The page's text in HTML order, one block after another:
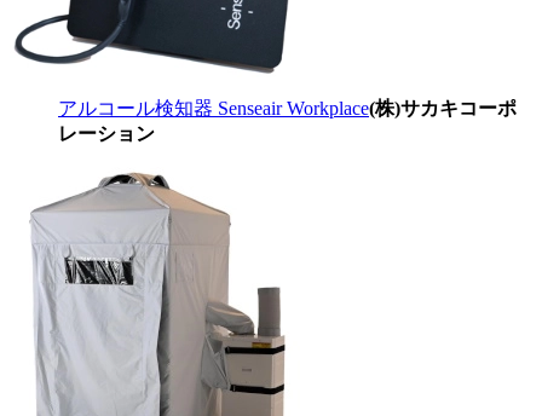
アルコール検知器 Senseair Workplace(株)サカキコーポ
レーション